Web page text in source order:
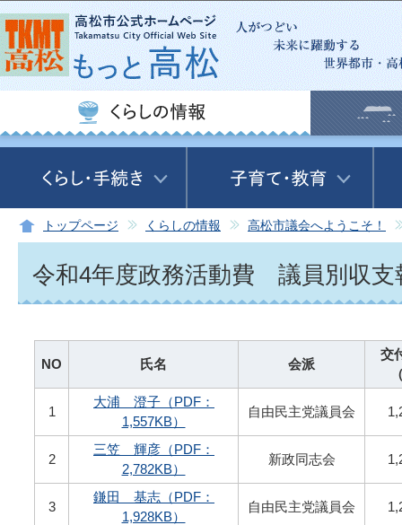
この
トップページ くらしの情報 高松市議会へようこそ！
令和4年度政務活動費 議員別収支
NO 氏名 会派
交
1
大浦 澄子（PDF：
1,557KB）
自由民主党議員会
2
三笠 輝彦（PDF：
2,782KB）
新政同志会
3
鎌田 基志（PDF：
1,928KB）
自由民主党議員会